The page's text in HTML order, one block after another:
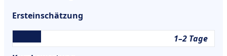
Ersteinschätzung
1–2 Tage